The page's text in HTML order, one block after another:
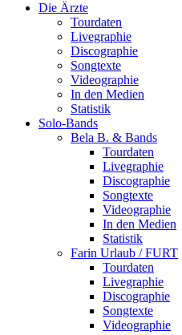
Die Ärzte
Tourdaten
Livegraphie
Discographie
Songtexte
Videographie
In den Medien
Statistik
Solo-Bands
Bela B. & Bands
Tourdaten
Livegraphie
Discographie
Songtexte
Videographie
In den Medien
Statistik
Farin Urlaub / FURT
Tourdaten
Livegraphie
Discographie
Songtexte
Videographie